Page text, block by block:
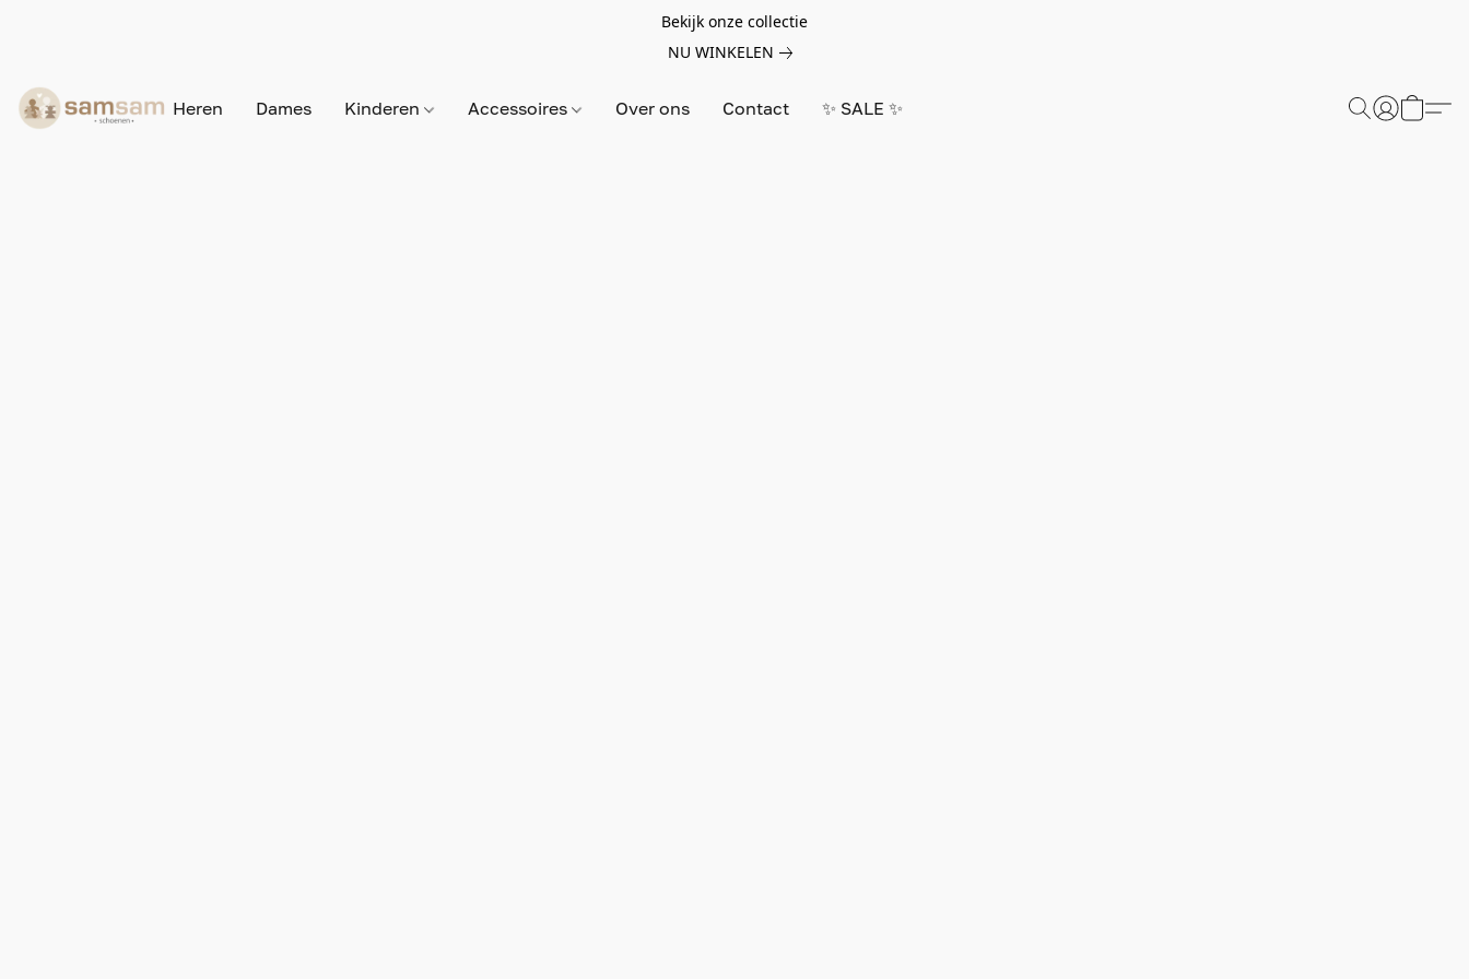
Bekijk onze collectie
NU WINKELEN
Heren Dames Kinderen Accessoires Over ons Contact ✨ SALE ✨